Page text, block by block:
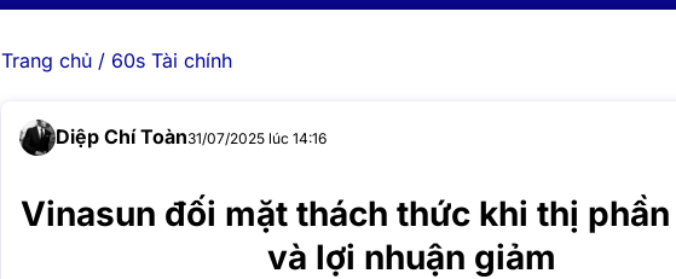
Trang chủ/ 60s Tài chính
Diệp Chí Toàn31/07/2025 lúc 14:16
Vinasun đối mặt thách thức khi thị
và lợi nhuận giảm